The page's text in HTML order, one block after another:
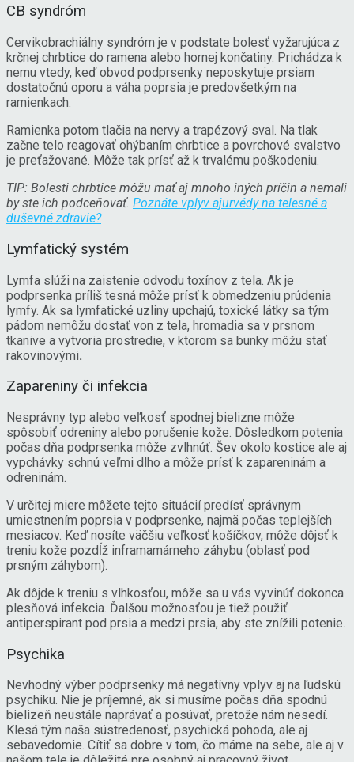
CB syndróm
Cervikobrachiálny syndróm je v podstate bolesť vyžarujúca z
krčnej chrbtice do ramena alebo hornej končatiny. Prichádza k
nemu vtedy, keď obvod podprsenky neposkytuje prsiam
dostatočnú oporu a váha poprsia je predovšetkým na
ramienkach.
Ramienka potom tlačia na nervy a trapézový sval. Na tlak
začne telo reagovať ohýbaním chrbtice a povrchové svalstvo
je preťažované. Môže tak prísť až k trvalému poškodeniu.
TIP: Bolesti chrbtice môžu mať aj mnoho iných príčin a nemali
by ste ich podceňovať. Poznáte vplyv ajurvédy na telesné a
duševné zdravie?
Lymfatický systém
Lymfa slúži na zaistenie odvodu toxínov z tela. Ak je
podprsenka príliš tesná môže prísť k obmedzeniu prúdenia
lymfy. Ak sa lymfatické uzliny upchajú, toxické látky sa tým
pádom nemôžu dostať von z tela, hromadia sa v prsnom
tkanive a vytvoria prostredie, v ktorom sa bunky môžu stať
rakovinovými.
Zapareniny či infekcia
Nesprávny typ alebo veľkosť spodnej bielizne môže
spôsobiť odreniny alebo porušenie kože. Dôsledkom potenia
počas dňa podprsenka môže zvlhnúť. Šev okolo kostice ale aj
vypchávky schnú veľmi dlho a môže prísť k zapareninám a
odreninám.
V určitej miere môžete tejto situácií predísť správnym
umiestnením poprsia v podprsenke, najmä počas teplejších
mesiacov. Keď nosíte väčšiu veľkosť košíčkov, môže dôjsť k
treniu kože pozdĺž inframamárneho záhybu (oblasť pod
prsným záhybom).
Ak dôjde k treniu s vlhkosťou, môže sa u vás vyvinúť dokonca
plesňová infekcia. Ďalšou možnosťou je tiež použiť
antiperspirant pod prsia a medzi prsia, aby ste znížili potenie.
Psychika
Nevhodný výber podprsenky má negatívny vplyv aj na ľudskú
psychiku. Nie je príjemné, ak si musíme počas dňa spodnú
bielizeň neustále naprávať a posúvať, pretože nám nesedí.
Klesá tým naša sústredenosť, psychická pohoda, ale aj
sebavedomie. Cítiť sa dobre v tom, čo máme na sebe, ale aj v